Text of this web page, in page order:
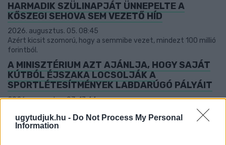
ugytudjuk.hu - Do Not Process My Personal
Information
HARMADIK SZÜLINAPJÁT ÜNNEPELTE A
KŐSZEGI SEHOVA SEM VEZETŐ HÍD
2026. augusztus. 05. 08:45
Azért kicsit szomorú, hogy a semmibe vezet, mindezt 100 millió
forintból.
A MINISZTÉRIUM AZT AJÁNLJA, HOGY SAJÁT
KÚTBÓL ÉJSZAKA LOCSOLJÁK A
SPORTLÉTESÍTMÉNYEK LABDARÚGÓ PÁLYÁIT
2026. augusztus. 03. 17:44
Kevesebb a kipárolgás, és a sportszervezet brandjének is jobbat
tesz az ilyen “nem hivalkodó” öntözés.